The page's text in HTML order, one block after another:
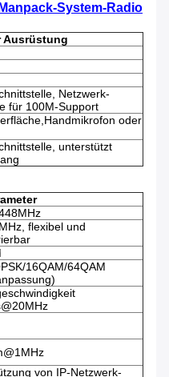
System-Radio
Ausrüstung
Netzwerk-
für 100M-Support
oder
unterstützt
flexibel und
16QAM/64QAM
von IP-Netzwerk-